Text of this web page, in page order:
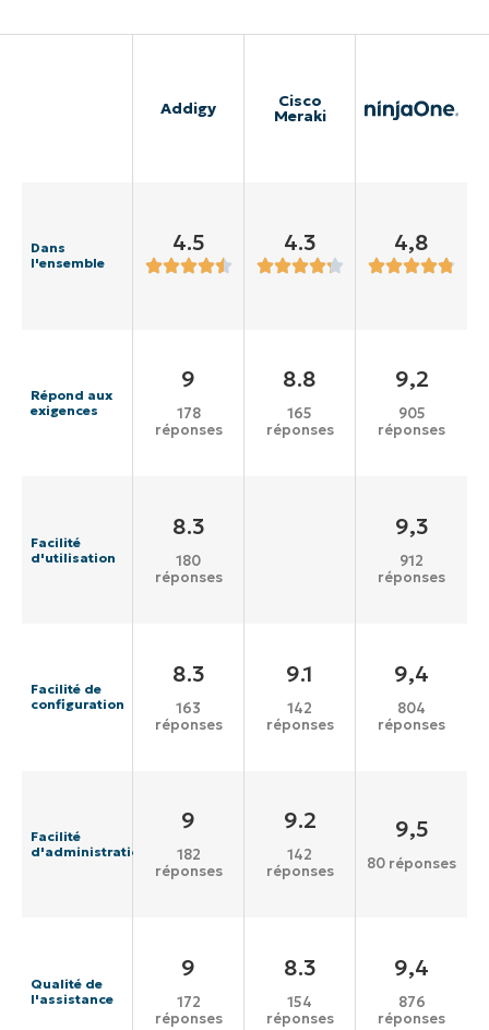
Addigy Cisco
Meraki
Dans
l'ensemble
4.5 4.3 4,8
Répond aux
exigences
9
178
réponses
8.8
165
réponses
9,2
905
réponses
Facilité
d'utilisation
8.3
180
réponses
9,3
912
réponses
Facilité de
configuration
8.3
163
réponses
9.1
142
réponses
9,4
804
réponses
Facilité
d'administration
9
182
réponses
9.2
142
réponses
9,5
80 réponses
Qualité de
l'assistance
9
172
réponses
8.3
154
réponses
9,4
876
réponses